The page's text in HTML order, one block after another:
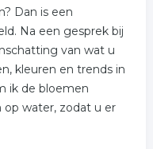
Dan is een
Na een gesprek bij
van wat u
kleuren en trends in
ik de bloemen
op water, zodat u er